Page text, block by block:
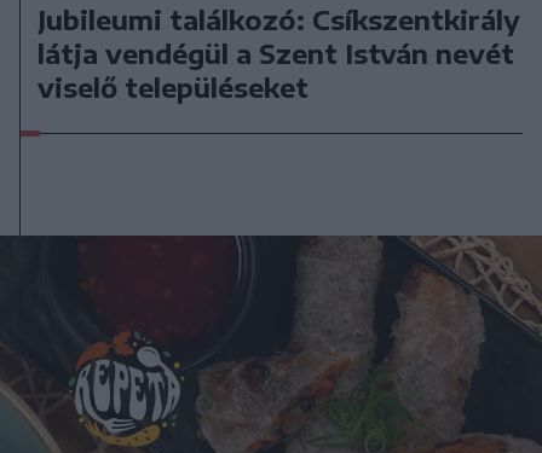
Jubileumi találkozó: Csíkszentkirály
látja vendégül a Szent István nevét
viselő településeket